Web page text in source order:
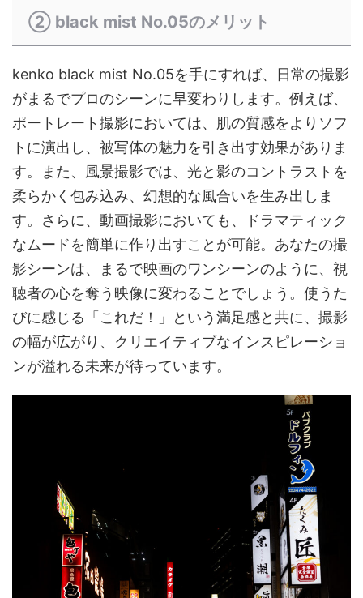
② black mist No.05のメリット
kenko black mist No.05を手にすれば、日常の撮影
がまるでプロのシーンに早変わりします。例えば、
ポートレート撮影においては、肌の質感をよりソフ
トに演出し、被写体の魅力を引き出す効果がありま
す。また、風景撮影では、光と影のコントラストを
柔らかく包み込み、幻想的な風合いを生み出しま
す。さらに、動画撮影においても、ドラマティック
なムードを簡単に作り出すことが可能。あなたの撮
影シーンは、まるで映画のワンシーンのように、視
聴者の心を奪う映像に変わることでしょう。使うた
びに感じる「これだ！」という満足感と共に、撮影
の幅が広がり、クリエイティブなインスピレーショ
ンが溢れる未来が待っています。